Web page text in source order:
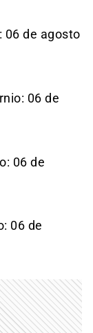
06 de agosto
06 de
06 de
06 de